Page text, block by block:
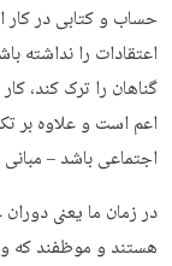
حساب و کتابی در
اعتقادات را نداشته
گناهان را ترک کند،
اعم است و علاوه بر
اجتماعی باشد –
در زمان ما یعنی
هستند و موظفند که